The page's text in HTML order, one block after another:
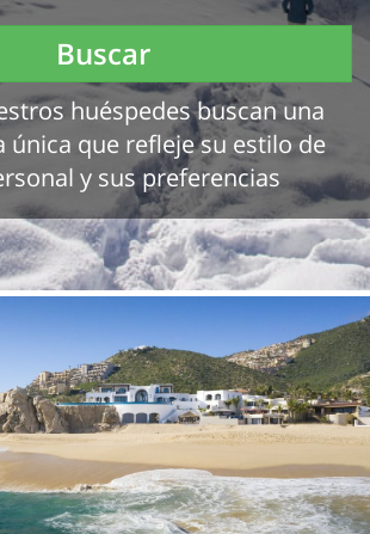
Buscar
huéspedes buscan una
única que refleje su estilo de
y sus preferencias